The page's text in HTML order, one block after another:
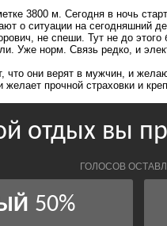
3800 м. Сегодня в ночь
о ситуации на сегодняшний
не спеши. Тут не до
Уже норм. Связь редко, и
что они верят в мужчин, и
прочной страховки и